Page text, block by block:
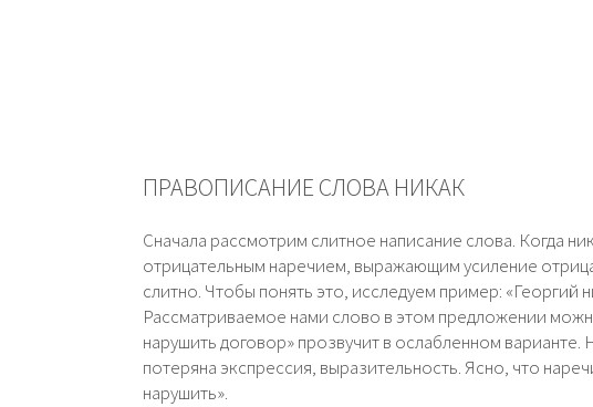
ПРАВОПИСАНИЕ СЛОВА НИКАК
Сначала рассмотрим слитное написание слова. Когда
отрицательным наречием, выражающим усиление
слитно. Чтобы понять это, исследуем пример: «Георгий
Рассматриваемое нами слово в этом предложении
нарушить договор» прозвучит в ослабленном
потеряна экспрессия, выразительность. Ясно, что
нарушить».